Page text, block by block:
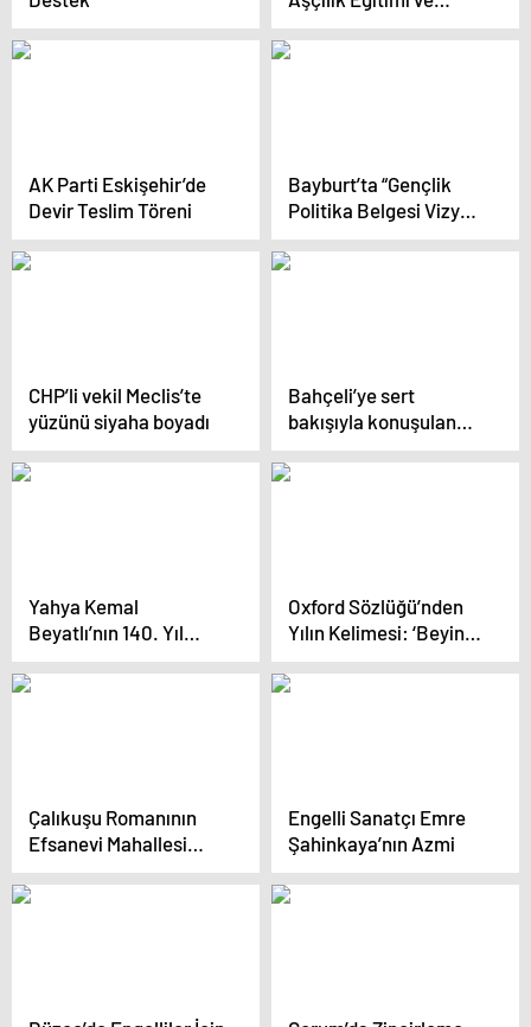
Ekonomik Kazanç
AK Parti Eskişehir’de
Devir Teslim Töreni
Bayburt’ta “Gençlik
Politika Belgesi Vizyon
Çalıştayı” düzenlendi
CHP’li vekil Meclis’te
yüzünü siyaha boyadı
Bahçeli’ye sert
bakışıyla konuşulan
Dervişoğlu: Biz onun
ne olduğunu biliriz
Yahya Kemal
Beyatlı’nın 140. Yıl
Dönümü Tekirdağ’da
Anıldı
Oxford Sözlüğü’nden
Yılın Kelimesi: ‘Beyin
Çürümesi’
Çalıkuşu Romanının
Efsanevi Mahallesi
Zeyniler Sis
Tabakasıyla Kaplandı
Engelli Sanatçı Emre
Şahinkaya’nın Azmi